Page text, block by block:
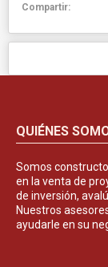
Compartir:
QUIÉNES
Somos
en la venta de
de inversión,
Nuestros
ayudarle en su